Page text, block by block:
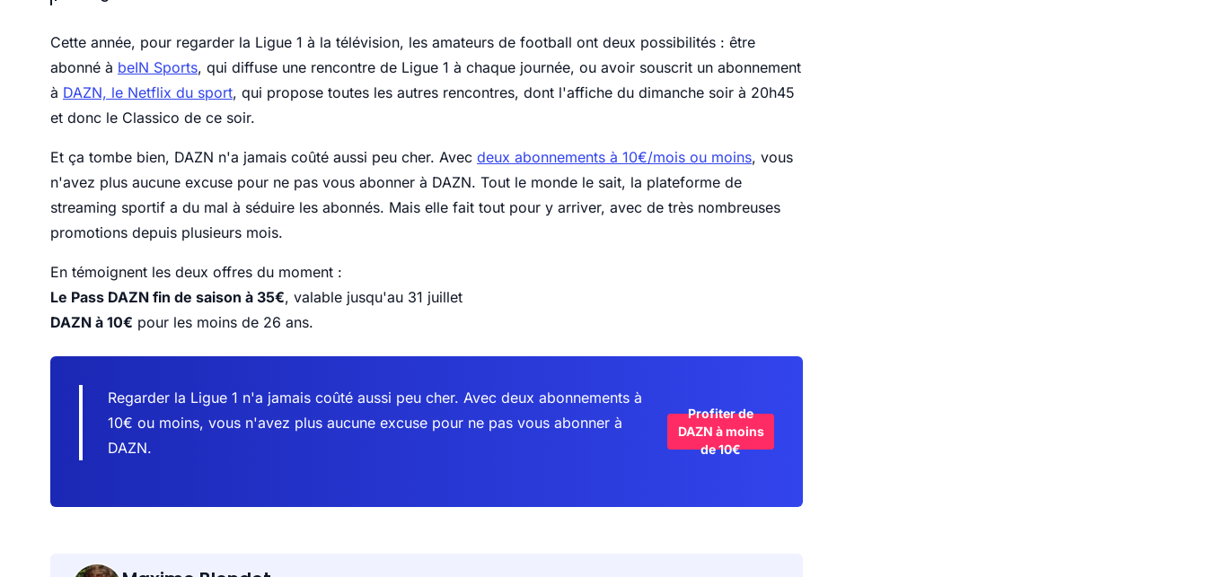
Cette année, pour regarder la Ligue 1 à la télévision, les amateurs de football ont deux possibilités : être
abonné à beIN Sports, qui diffuse une rencontre de Ligue 1 à chaque journée, ou avoir souscrit un abonnement
à DAZN, le Netflix du sport, qui propose toutes les autres rencontres, dont l'affiche du dimanche soir à 20h45
et donc le Classico de ce soir.
Et ça tombe bien, DAZN n'a jamais coûté aussi peu cher. Avec deux abonnements à 10€/mois ou moins, vous
n'avez plus aucune excuse pour ne pas vous abonner à DAZN. Tout le monde le sait, la plateforme de
streaming sportif a du mal à séduire les abonnés. Mais elle fait tout pour y arriver, avec de très nombreuses
promotions depuis plusieurs mois.
En témoignent les deux offres du moment :
Le Pass DAZN fin de saison à 35€, valable jusqu'au 31 juillet
DAZN à 10€ pour les moins de 26 ans.
Regarder la Ligue 1 n'a jamais coûté aussi peu cher. Avec deux abonnements à
10€ ou moins, vous n'avez plus aucune excuse pour ne pas vous abonner à
DAZN.
Profiter de
DAZN à moins
de 10€